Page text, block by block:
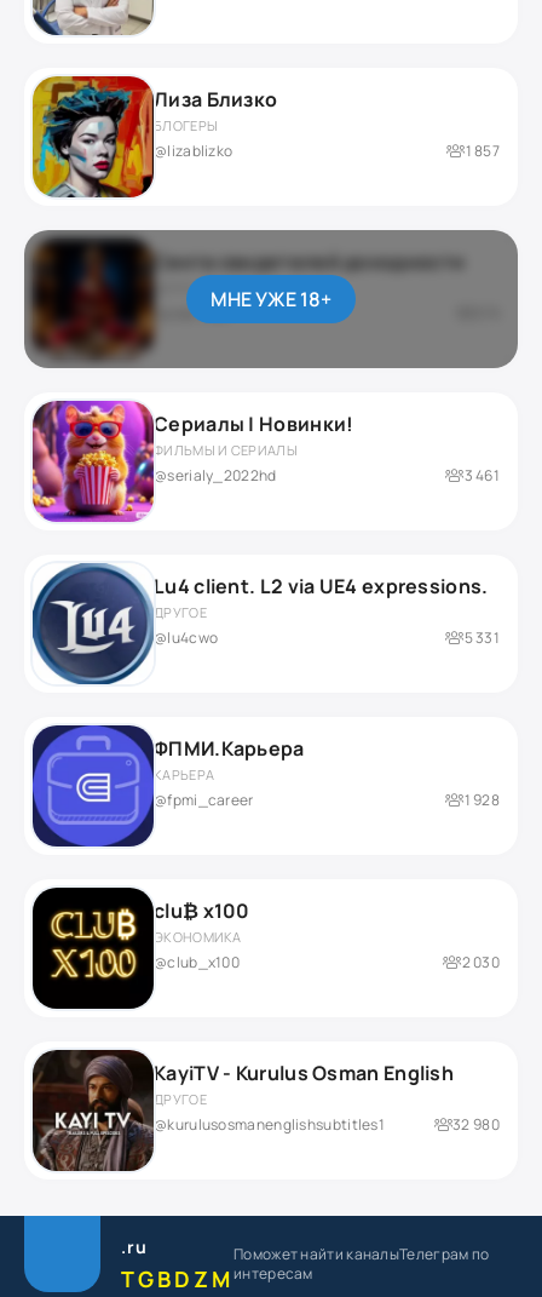
Лиза Близко
БЛОГЕРЫ
@lizablizko 1 857
Секта свидетелей доходности
ДАРКНЕТ / ЮМОР
приватный
МНЕ УЖЕ 18+
Сериалы | Новинки!
ФИЛЬМЫ И СЕРИАЛЫ
@serialy_2022hd 3 461
Lu4 client. L2 via UE4 expressions.
ДРУГОЕ
@lu4cwo 5 331
ФПМИ.Карьера
КАРЬЕРА
@fpmi_career 1 928
clu₿ x100
ЭКОНОМИКА
@club_x100 2 030
KayiTV - Kurulus Osman English
ДРУГОЕ
@kurulusosmanenglishsubtitles1 32 980
.ru
TGBDZM
Поможет найти каналыТелеграм по
интересам